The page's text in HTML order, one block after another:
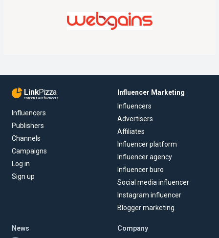
LinkPizza
content & influencers
Influencers
Publishers
Channels
Campaigns
Log in
Sign up
Influencer Marketing
Influencers
Advertisers
Affiliates
Influencer platform
Influencer agency
Influencer buro
Social media influencer
Instagram influencer
Blogger marketing
News
Company